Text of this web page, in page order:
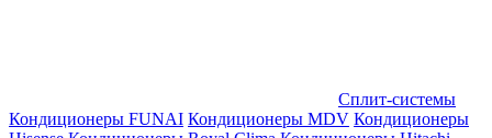
Сплит-системы
Кондиционеры FUNAI Кондиционеры MDV Кондиционеры